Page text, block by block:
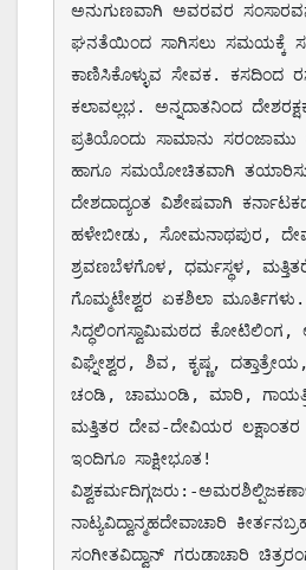
ಅನುಗುಣವಾಗಿ ಅವರವರ
ಘನತೆಯಿಂದ ಸಾಗಿಸಲು ಸಮಯಕ್ಕೆ
ಕಾಣಿಸಿಕೊಳ್ಳುವ ಸೇವಕ. ಕಸದಿಂದ
ಕಲಾವಲ್ಲಭ. ಅನ್ನದಾತನಿಂದ
ಪ್ರತಿಯೊಂದು ಸಾಮಾನು ಸರಂಜಾಮು
ಹಾಗೂ ಸಮಯೋಚಿತವಾಗಿ
ದೇಶದಾದ್ಯಂತ ವಿಶೇಷವಾಗಿ
ಹಳೇಬೀಡು, ಸೋಮನಾಥಪುರ,
ಶ್ರವಣಬೆಳಗೊಳ, ಧರ್ಮಸ್ಥಳ,
ಗೊಮ್ಮಟೇಶ್ವರ ಏಕಶಿಲಾ
ಸಿದ್ಧಲಿಂಗಸ್ವಾಮಿಮಠದ
ವಿಘ್ನೇಶ್ವರ, ಶಿವ, ಕೃಷ್ಣ,
ಚಂಡಿ, ಚಾಮುಂಡಿ, ಮಾರಿ,
ಮತ್ತಿತರ ದೇವ-ದೇವಿಯರ
ಇಂದಿಗೂ ಸಾಕ್ಷೀಭೂತ!
ವಿಶ್ವಕರ್ಮದಿಗ್ಗಜರು:-
ನಾಟ್ಯವಿದ್ವಾನ್ಮಹದೇವಾಚಾರಿ
ಸಂಗೀತವಿದ್ವಾನ್ ಗರುಡಾಚಾರಿ